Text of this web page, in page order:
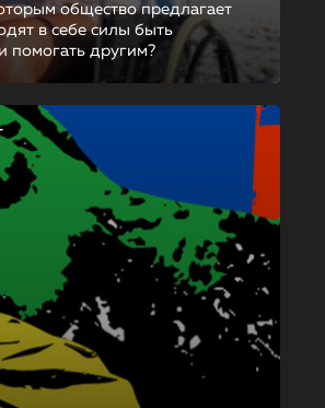
общество предлагает
в себе силы быть
помогать другим?